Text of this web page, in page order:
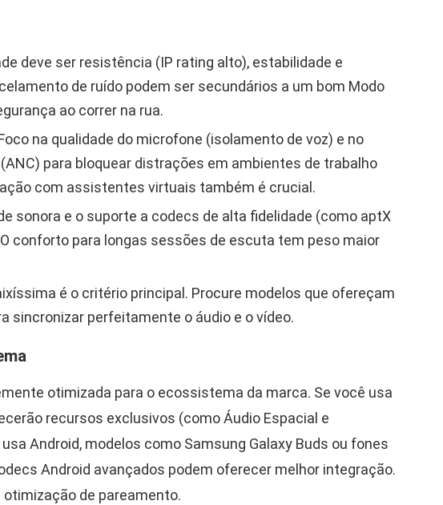
deve ser resistência (IP rating alto), estabilidade e
de ruído podem ser secundários a um bom Modo
ao correr na rua.
na qualidade do microfone (isolamento de voz) e no
para bloquear distrações em ambientes de trabalho
com assistentes virtuais também é crucial.
sonora e o suporte a codecs de alta fidelidade (como aptX
conforto para longas sessões de escuta tem peso maior
é o critério principal. Procure modelos que ofereçam
sincronizar perfeitamente o áudio e o vídeo.
otimizada para o ecossistema da marca. Se você usa
recursos exclusivos (como Áudio Espacial e
Android, modelos como Samsung Galaxy Buds ou fones
Android avançados podem oferecer melhor integração.
de pareamento.